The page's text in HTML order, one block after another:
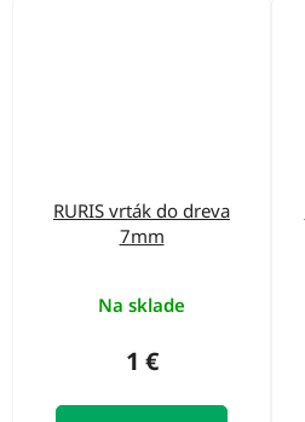
RURIS vrták do dreva
7mm
Na sklade
1 €